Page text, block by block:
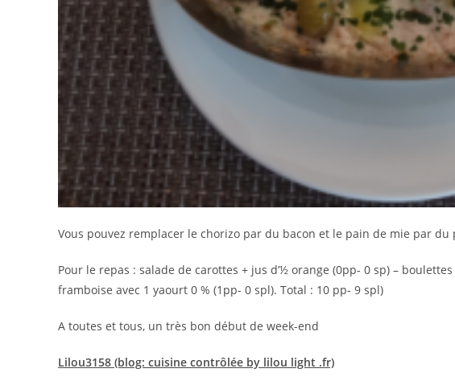
Vous pouvez remplacer le chorizo par du bacon et le pain de mie par du
Pour le repas : salade de carottes + jus d’½ orange (0pp- 0 sp) –
framboise avec 1 yaourt 0 % (1pp- 0 spl). Total : 10 pp- 9 spl)
A toutes et tous, un très bon début de week-end
Lilou3158 (blog: cuisine contrôlée by lilou light .fr)